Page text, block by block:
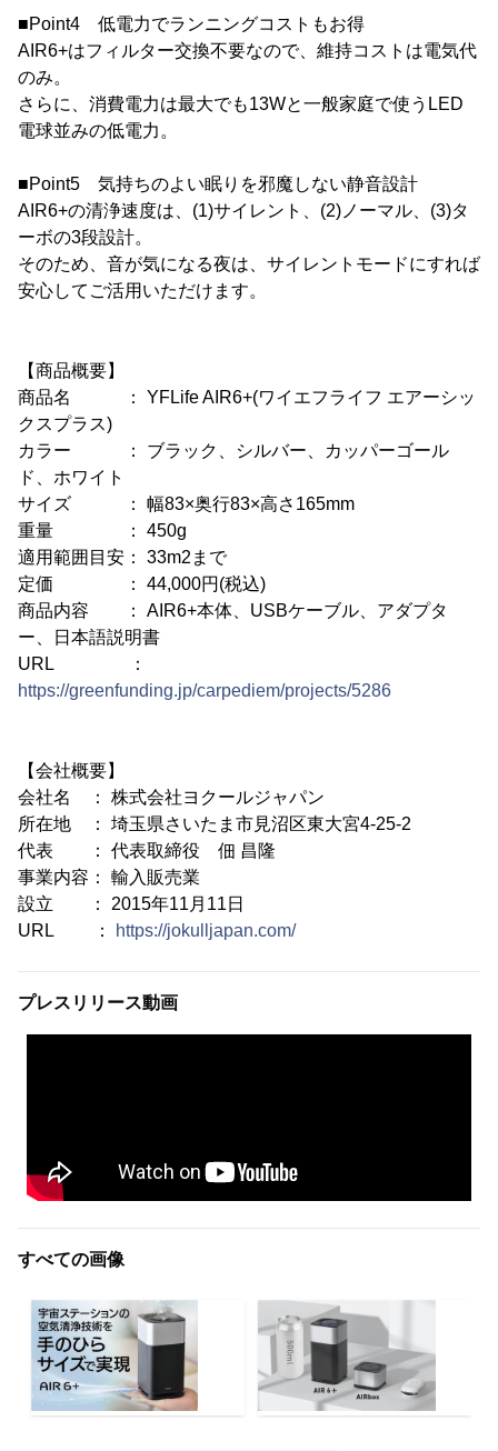
■Point4 低電力でランニングコストもお得
AIR6+はフィルター交換不要なので、維持コストは電気代
のみ。
さらに、消費電力は最大でも13Wと一般家庭で使うLED
電球並みの低電力。
■Point5 気持ちのよい眠りを邪魔しない静音設計
AIR6+の清浄速度は、(1)サイレント、(2)ノーマル、(3)タ
ーボの3段設計。
そのため、音が気になる夜は、サイレントモードにすれば
安心してご活用いただけます。
【商品概要】
商品名 ： YFLife AIR6+(ワイエフライフ エアーシッ
クスプラス)
カラー ： ブラック、シルバー、カッパーゴール
ド、ホワイト
サイズ ： 幅83×奥行83×高さ165mm
重量 ： 450g
適用範囲目安： 33m2まで
定価 ： 44,000円(税込)
商品内容 ： AIR6+本体、USBケーブル、アダプタ
ー、日本語説明書
URL ：
https://greenfunding.jp/carpediem/projects/5286
【会社概要】
会社名 ： 株式会社ヨクールジャパン
所在地 ： 埼玉県さいたま市見沼区東大宮4-25-2
代表 ： 代表取締役 佃 昌隆
事業内容： 輸入販売業
設立 ： 2015年11月11日
URL ：
https://jokulljapan.com/
プレスリリース動画
すべての画像